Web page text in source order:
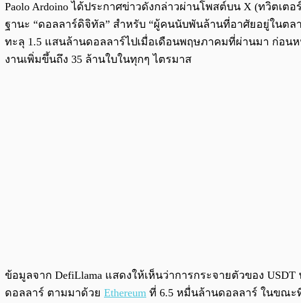
Paolo Ardoino ได้ประกาศข่าวดังกล่าวผ่านโพสต์บน X (ทวิตเ
ฐานะ “ดอลลาร์ดิจิทัล” สำหรับ “ผู้คนนับพันล้านที่อาศัยอยู่ในตล
ทะลุ 1.5 แสนล้านดอลลาร์ไปเมื่อเดือนพฤษภาคมที่ผ่านมา ก่อนห
งานเพิ่มขึ้นถึง 35 ล้านใบในทุกๆ ไตรมาส
ข้อมูลจาก DefiLlama แสดงให้เห็นว่าการกระจายตัวของ
ดอลลาร์ ตามมาด้วย Ethereum ที่ 6.5 หมื่นล้านดอลลาร์ ในขณะ